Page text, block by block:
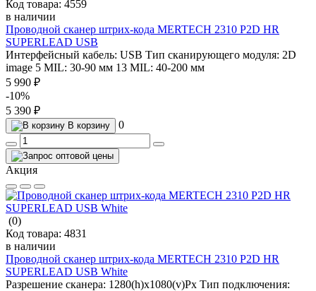
Код товара: 4559
в наличии
Проводной сканер штрих-кода MERTECH 2310 P2D HR
SUPERLEAD USB
Интерфейсный кабель: USB Тип сканирующего модуля: 2D
image 5 MIL: 30-90 мм 13 MIL: 40-200 мм
5 990 ₽
-10%
5 390 ₽
В корзину 0
Акция
(0)
Код товара: 4831
в наличии
Проводной сканер штрих-кода MERTECH 2310 P2D HR
SUPERLEAD USB White
Разрешение сканера: 1280(h)х1080(v)Px Тип подключения: